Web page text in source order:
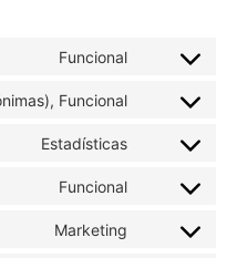
Funcional
Funcional
Estadísticas
Funcional
Marketing